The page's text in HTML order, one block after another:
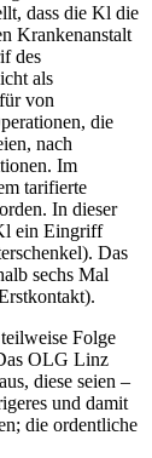
dass die Kl die
Krankenanstalt
des
als
von
die
nach
Im
tarifierte
In dieser
ein Eingriff
Das
sechs Mal
Folge
OLG Linz
diese seien –
und damit
die ordentliche